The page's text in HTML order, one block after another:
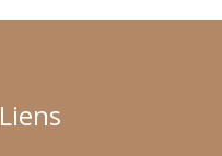
Liens